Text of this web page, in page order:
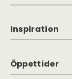
Inspiration
Öppettider